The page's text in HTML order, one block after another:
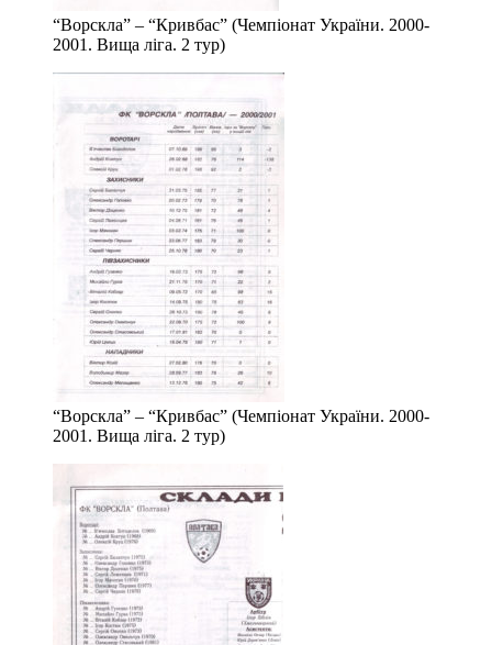
“Ворскла” – “Кривбас” (Чемпіонат України. 2000-
2001. Вища ліга. 2 тур)
“Ворскла” – “Кривбас” (Чемпіонат України. 2000-
2001. Вища ліга. 2 тур)